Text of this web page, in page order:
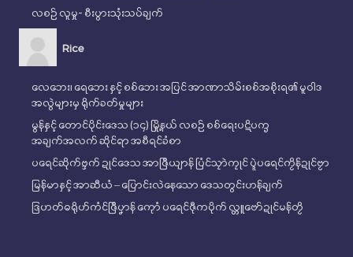
လစဉ် လူမှု- စီးပွားသုံးသပ်ချက်
Rice
လေဘေး၊ ရေဘေး နှင့် စစ်ဘေး အပြင် အာဏာသိမ်းစစ်အစိုးရ၏ မူဝါဒ
အလွဲများမှ ရိုက်ခတ်မှုများ
မွန်နှင့် တောင်ပိုင်းဒေသ (၁၄) မြို့နယ် လစဉ် စစ်ရေးပဋိပက္ခ
အချက်အလက် ဆိုင်ရာ အစီရင်ခံစာ
ပရေင်ဆိုက်ဗ္ဒက် ဍုၚ်ဒေသ အာဇြဳယျာန် ပြံၚ်သၠာဲကၠုၚ် ပ္ဍဲပရေၚ်ကၟိန်ဍုၚ်ဗၟာ
မြန်မာနှင့် အာဆီယံ – ပြောင်းလဲနေသော ဒေသတွင်းဟန်ချက်
ဒြဟတ်ဓရိုဟ်ကံၚ်ဇြဳပၞာန် ကေုာံ ပရေၚ်ဇီုကပိုက် လ္တူဗော်ဍုၚ်မန်တၟိ